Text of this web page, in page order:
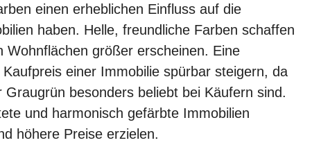
einen erheblichen Einfluss auf die
haben. Helle, freundliche Farben schaffen
Wohnflächen größer erscheinen. Eine
Kaufpreis einer Immobilie spürbar steigern, da
besonders beliebt bei Käufern sind.
und harmonisch gefärbte Immobilien
höhere Preise erzielen.